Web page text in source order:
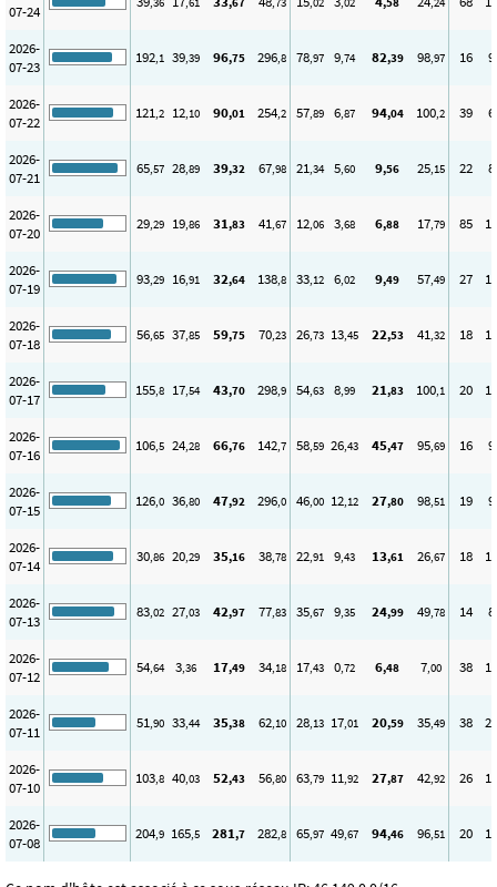
07-24
,36 ,61 ,67 ,73 ,02 ,02 ,58 ,24
2026-
07-23
192,1 39,39 96,75 296,8 78,97 9,74 82,39 98,97 16 9
2026-
07-22
121,2 12,10 90,01 254,2 57,89 6,87 94,04 100,2 39 6
2026-
07-21
65,57 28,89 39,32 67,98 21,34 5,60 9,56 25,15 22 8
2026-
07-20
29,29 19,86 31,83 41,67 12,06 3,68 6,88 17,79 85 16
2026-
07-19
93,29 16,91 32,64 138,8 33,12 6,02 9,49 57,49 27 12
2026-
07-18
56,65 37,85 59,75 70,23 26,73 13,45 22,53 41,32 18 13
2026-
07-17
155,8 17,54 43,70 298,9 54,63 8,99 21,83 100,1 20 11
2026-
07-16
106,5 24,28 66,76 142,7 58,59 26,43 45,47 95,69 16 9
2026-
07-15
126,0 36,80 47,92 296,0 46,00 12,12 27,80 98,51 19 9
2026-
07-14
30,86 20,29 35,16 38,78 22,91 9,43 13,61 26,67 18 12
2026-
07-13
83,02 27,03 42,97 77,83 35,67 9,35 24,99 49,78 14 8
2026-
07-12
54,64 3,36 17,49 34,18 17,43 0,72 6,48 7,00 38 11
2026-
07-11
51,90 33,44 35,38 62,10 28,13 17,01 20,59 35,49 38 20
2026-
07-10
103,8 40,03 52,43 56,80 63,79 11,92 27,87 42,92 26 18
2026-
07-08
204,9 165,5 281,7 282,8 65,97 49,67 94,46 96,51 20 17